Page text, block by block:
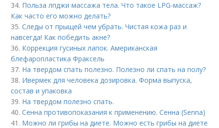
34. Польза лпджи массажа тела. Что такое LPG-массаж?
Как часто его можно делать?
35.Следы от прыщей чем убрать. Чистая кожа раз и
навсегда! Как победить акне?
36. Коррекция гусиных лапок. Американская
блефаропластика Фраксель
37. На твердом спать полезно. Полезно ли спать на полу?
38. Ивермек для человека дозировка. Форма выпуска,
состав и упаковка
39. На твердом полезно спать.
40.Сенна противопоказания к применению. Сенна (Senna)
41. Можно ли грибы на диете. Можно есть грибы на диете